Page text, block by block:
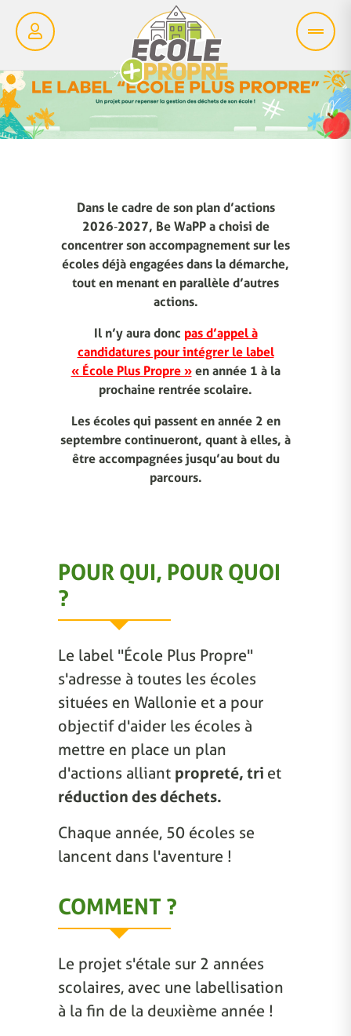
Dans le cadre de son plan d’actions
2026‑2027, Be WaPP a choisi de
concentrer son accompagnement sur les
écoles déjà engagées dans la démarche,
tout en menant en parallèle d’autres
actions.
Il n’y aura donc pas d’appel à
candidatures pour intégrer le label
« École Plus Propre »en année 1 à la
prochaine rentrée scolaire.
Les écoles qui passent en année 2 en
septembre continueront, quant à elles, à
être accompagnées jusqu’au bout du
parcours.
POUR QUI, POUR QUOI
?
Le label "École Plus Propre"
s'adresse à toutes les écoles
situées en Wallonie et a pour
objectif d'aider les écoles à
mettre en place un plan
d'actions alliant propreté, tri et
réduction des déchets.
Chaque année, 50 écoles se
lancent dans l'aventure !
COMMENT ?
Le projet s'étale sur 2 années
scolaires, avec une labellisation
à la fin de la deuxième année !